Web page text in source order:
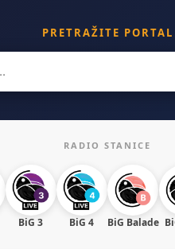
PRETRAŽITE PORTAL
RADIO STANICE
BiG 3 BiG 4 BiG Balade